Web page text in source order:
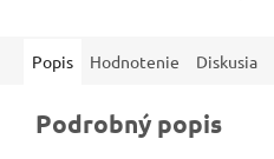
Popis Hodnotenie Diskusia
Podrobný popis